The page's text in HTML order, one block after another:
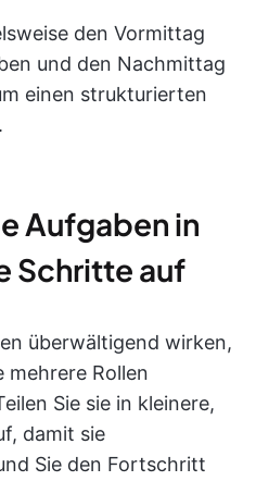
den Vormittag
und den Nachmittag
einen strukturierten
Aufgaben in
Schritte auf
überwältigend wirken,
mehrere Rollen
Sie sie in kleinere,
damit sie
Sie den Fortschritt